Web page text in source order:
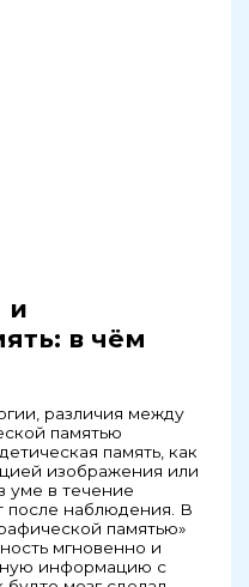
и
в чём
различия между
памятью
память, как
изображения или
уме в течение
после наблюдения. В
памятью»
мгновенно и
информацию с